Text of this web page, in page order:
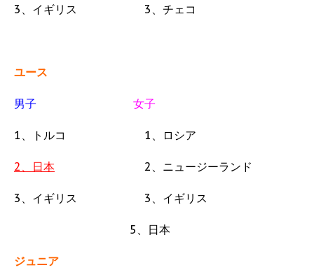
3、イギリス 3、チェコ
ユース
男子 女子
1、トルコ 1、ロシア
2、日本 2、ニュージーランド
3、イギリス 3、イギリス
5、日本
ジュニア